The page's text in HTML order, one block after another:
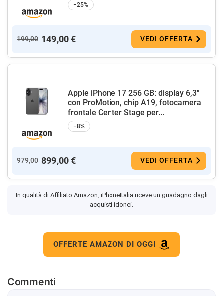
−25%
199,00 149,00 € VEDI OFFERTA
Apple iPhone 17 256 GB: display 6,3"
con ProMotion, chip A19, fotocamera
frontale Center Stage per...
−8%
979,00 899,00 € VEDI OFFERTA
In qualità di Affiliato Amazon, iPhoneItalia riceve un guadagno dagli
acquisti idonei.
OFFERTE AMAZON DI OGGI
Commenti